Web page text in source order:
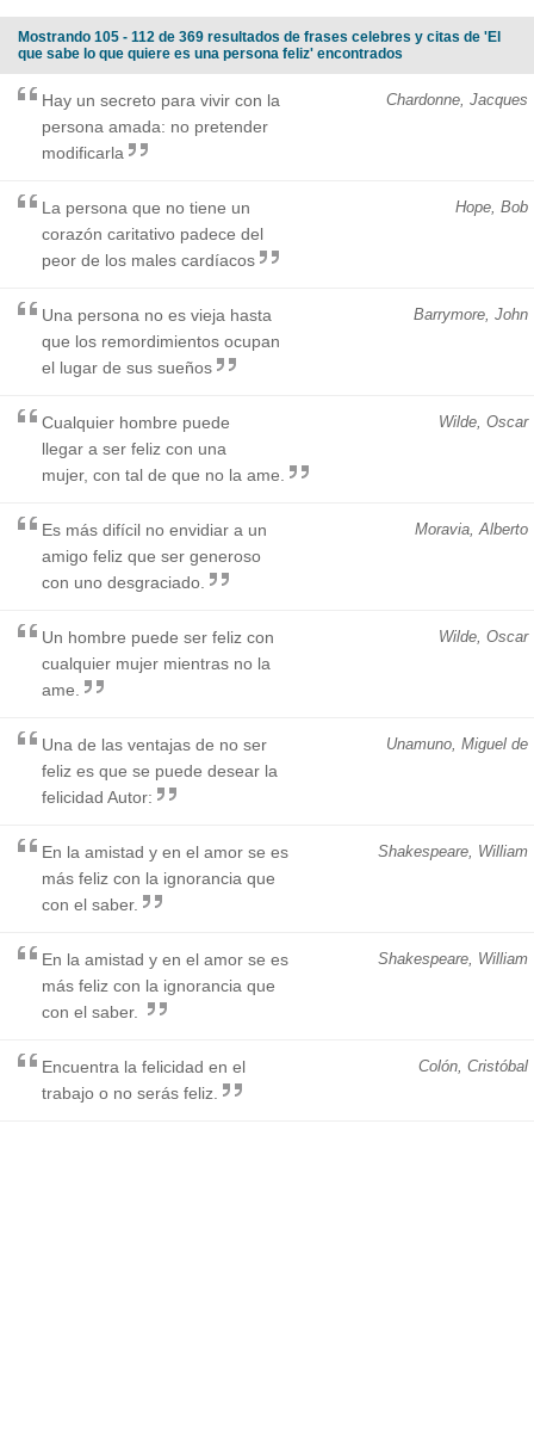
Mostrando 105 - 112 de 369 resultados de frases celebres y citas de 'El
que sabe lo que quiere es una persona feliz' encontrados
Chardonne, Jacques
Hay un secreto para vivir con la
persona amada: no pretender
modificarla
Hope, Bob
La persona que no tiene un
corazón caritativo padece del
peor de los males cardíacos
Barrymore, John
Una persona no es vieja hasta
que los remordimientos ocupan
el lugar de sus sueños
Wilde, Oscar
Cualquier hombre puede
llegar a ser feliz con una
mujer, con tal de que no la ame.
Moravia, Alberto
Es más difícil no envidiar a un
amigo feliz que ser generoso
con uno desgraciado.
Wilde, Oscar
Un hombre puede ser feliz con
cualquier mujer mientras no la
ame.
Unamuno, Miguel de
Una de las ventajas de no ser
feliz es que se puede desear la
felicidad Autor:
Shakespeare, William
En la amistad y en el amor se es
más feliz con la ignorancia que
con el saber.
Shakespeare, William
En la amistad y en el amor se es
más feliz con la ignorancia que
con el saber.
Colón, Cristóbal
Encuentra la felicidad en el
trabajo o no serás feliz.